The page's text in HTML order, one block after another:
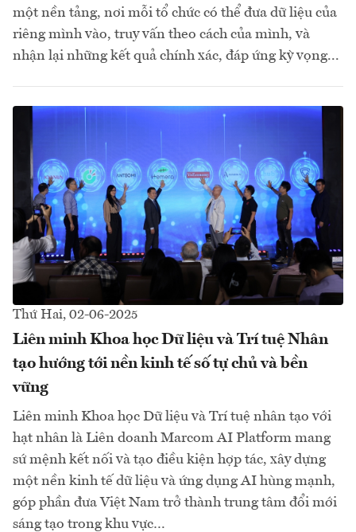
một nền tảng, nơi mỗi tổ chức có thể đưa dữ liệu của
riêng mình vào, truy vấn theo cách của mình, và
nhận lại những kết quả chính xác, đáp ứng kỳ vọng...
Thứ Hai, 02-06-2025
Liên minh Khoa học Dữ liệu và Trí tuệ Nhân
tạo hướng tới nền kinh tế số tự chủ và bền
vững
Liên minh Khoa học Dữ liệu và Trí tuệ nhân tạo với
hạt nhân là Liên doanh Marcom AI Platform mang
sứ mệnh kết nối và tạo điều kiện hợp tác, xây dựng
một nền kinh tế dữ liệu và ứng dụng AI hùng mạnh,
góp phần đưa Việt Nam trở thành trung tâm đổi mới
sáng tạo trong khu vực…